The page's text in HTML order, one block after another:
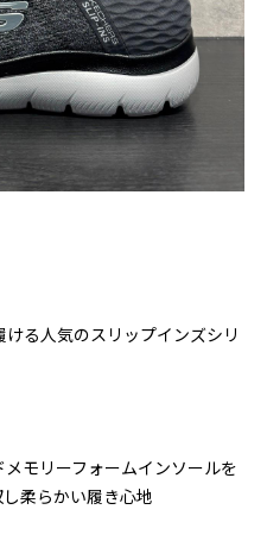
る人気のスリップインズシリ
モリーフォームインソールを
柔らかい履き心地